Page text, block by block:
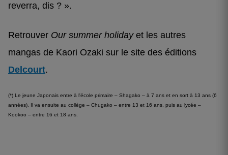
reverra, dis ? ».
Retrouver Our summer holidayet les autres
mangas de Kaori Ozaki sur le site des éditions
Delcourt.
(*) Le jeune Japonais entre à l'école primaire – Shagako – à 7 ans et en sort à 13 ans (6
années). Il va ensuite au collège – Chugako – entre 13 et 16 ans, puis au lycée –
Kookoo – entre 16 et 18 ans.